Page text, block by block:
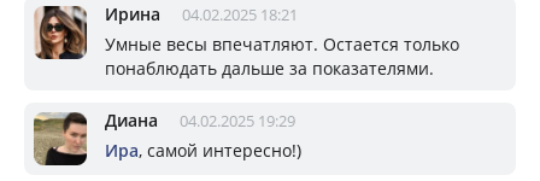
Ирина 04.02.2025 18:21
Умные весы впечатляют. Остается только
понаблюдать дальше за показателями.
Диана 04.02.2025 19:29
Ира, самой интересно!)